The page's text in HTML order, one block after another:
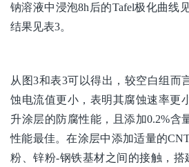
钠溶液中浸泡8h后的Tafel极化曲线
结果见表3。
从图3和表3可以得出，较空白组而
蚀电流值更小，表明其腐蚀速率更
升涂层的防腐性能，且添加0.2%含
性能最佳。在涂层中添加适量的
粉、锌粉-钢铁基材之间的接触，搭